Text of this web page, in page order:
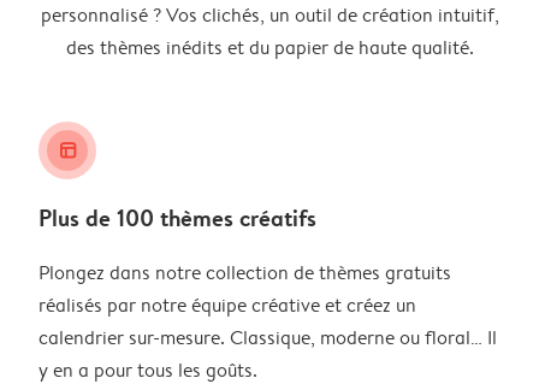
personnalisé ? Vos clichés, un outil de création intuitif,
des thèmes inédits et du papier de haute qualité.
layout_alt
Plus de 100 thèmes créatifs
Plongez dans notre collection de thèmes gratuits
réalisés par notre équipe créative et créez un
calendrier sur-mesure. Classique, moderne ou floral… Il
y en a pour tous les goûts.